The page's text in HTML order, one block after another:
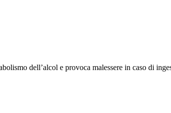
dell’alcol e provoca malessere in caso di